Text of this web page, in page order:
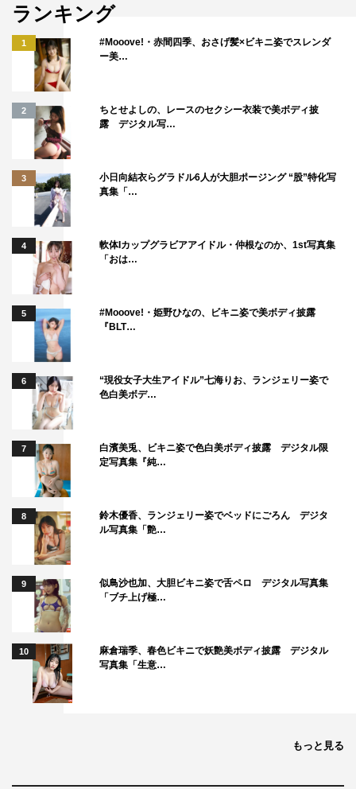
ト＞
「『ちびまる子ちゃん』は1990年から放送を開始し、
2020年1月でちょうどアニメ化30周年を迎えることとなり
ました。これも視聴者の皆さまをはじめ、支えていただい
た全ての方々のおかげだと思います。スタッフ一同感謝い
たします。今回のSPは“30周年”にふさわしく、視聴者投稿
による人気キャラ投票や懐かしの名場面集など…今までに
ない特別なパッケージとなっています！今までと変わら
ず、子供から大人まで、全ての人の日常に寄り添う作品を
目指していきますので、これからも『ちびまる子ちゃん』
『ちびまる子ちゃん アニメ化30周年SP～キャラクター人
気投票ザ・ベスト30～』
フジテレビ系
1月19日（日）後6時～7時
＜キャスト＞
まる子（声：TARAKO）
お父さん（声：屋良有作）
お母さん（声：一龍斎貞友）
おじいちゃん（声：島田敏）
おばあちゃん（声：佐々木優子）
他
＜スタッフ＞
原作：さくらももこ
脚本・制作協力：多田弘子（さくらプロダクション）
プロデューサー：江花松樹（フジテレビ）、田中伸明（日
本アニメーション）
監督：高木淳（日本アニメーション）
制作：フジテレビ、日本アニメーション
ランキング
1
#Mooove!・赤間四季、おさげ髪×ビキニ姿でスレンダ
ー美…
2
ちとせよしの、レースのセクシー衣装で美ボディ披
露 デジタル写…
3
小日向結衣らグラドル6人が大胆ポージング “股”特化写
真集「…
4
軟体Iカップグラビアアイドル・仲根なのか、1st写真集
「おは…
5
#Mooove!・姫野ひなの、ビキニ姿で美ボディ披露
『BLT…
6
“現役女子大生アイドル”七海りお、ランジェリー姿で
色白美ボデ…
7
白濱美兎、ビキニ姿で色白美ボディ披露 デジタル限
定写真集『純…
8
鈴木優香、ランジェリー姿でベッドにごろん デジタ
ル写真集「艶…
9
似鳥沙也加、大胆ビキニ姿で舌ペロ デジタル写真集
「ブチ上げ極…
10
麻倉瑞季、春色ビキニで妖艶美ボディ披露 デジタル
写真集「生意…
もっと見る